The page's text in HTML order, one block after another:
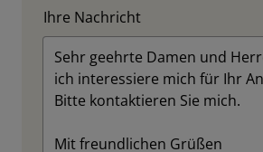
Ihre Nachricht